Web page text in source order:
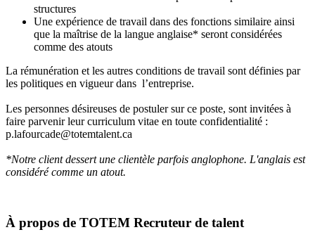
structures
Une expérience de travail dans des fonctions similaire ainsi
que la maîtrise de la langue anglaise* seront considérées
comme des atouts
La rémunération et les autres conditions de travail sont définies par
les politiques en vigueur dans l’entreprise.
Les personnes désireuses de postuler sur ce poste, sont invitées à
faire parvenir leur curriculum vitae en toute confidentialité :
p.lafourcade@totemtalent.ca
*Notre client dessert une clientèle parfois anglophone. L'anglais est
considéré comme un atout.
À propos de TOTEM Recruteur de talent